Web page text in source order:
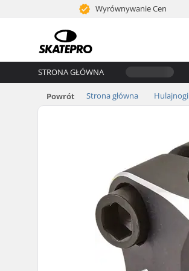
Wyrównywanie Cen
STRONA GŁÓWNA
Powrót Strona główna Hulajnogi